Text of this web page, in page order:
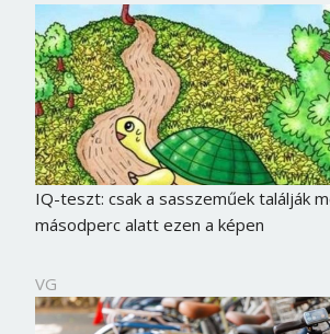
IQ-teszt: csak a sasszeműek találják
másodperc alatt ezen a képen
VG